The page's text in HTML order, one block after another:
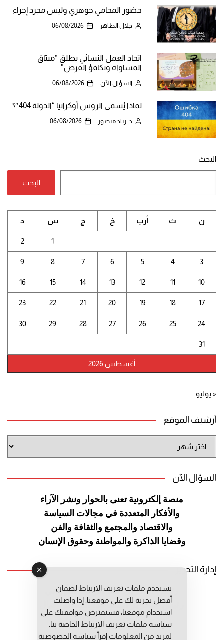
حضور المحامي جوهري وليس مجرد إجراء
جلال الطاهر 06/08/2026
اتحاد العمل النسائي يطلق “ميثاق
المساواة وتكافؤ الفرص”
السؤال الآن 06/08/2026
لماذا يُسمي الروس أوكرانيا “الدولة 404″؟
د. زياد منصور 06/08/2026
البحث
البحث
أغسطس 2026
ن ث أرب خ ج س د
1
2
3
4
5
6
7
8
9
10
11
12
13
14
15
16
17
18
19
20
21
22
23
24
25
26
27
28
29
30
31
« يوليو
أرشيف الموقع
الموقع
السؤال الآن
منصة إلكترونية تعنى بالحوار ونشر الآراء
والأفكار المتعددة في مجالات السياسة
والاقتصاد والمجتمع والثقافة والفن
وقضايا الذاكرة والمواطنة وحقوق الإنسان
إدارة التحرير
رئيس التحرير: عبد الرحيم التوراني
رئيس التحرير المساعد: المعطي قبال
مديرة التحرير: فاطمة حوحو
نستخدم ملفات تعريف الارتباط لضمان
أفضل تجربة لك على موقعنا. إذا واصلت
استخدام موقعنا، فسنفترض موافقتك على
سياسة ملفات تعريف الارتباط الخاصة بنا.
لمزيد من المعلومات إقرأ سياسة الخصوصية